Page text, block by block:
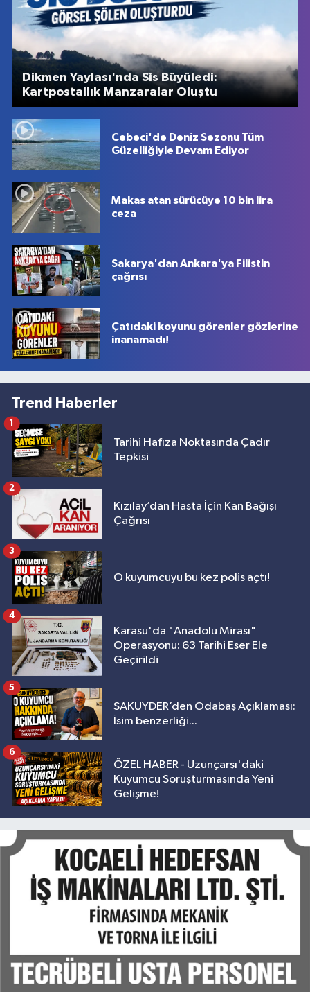
Dikmen Yaylası'nda Sis Büyüledi:
Kartpostallık Manzaralar Oluştu
Cebeci'de Deniz Sezonu Tüm
Güzelliğiyle Devam Ediyor
Makas atan sürücüye 10 bin lira
ceza
Sakarya'dan Ankara'ya Filistin
çağrısı
Çatıdaki koyunu görenler gözlerine
inanamadı!
Trend Haberler
Tarihi Hafıza Noktasında Çadır
Tepkisi
1
Kızılay’dan Hasta İçin Kan Bağışı
Çağrısı
2
O kuyumcuyu bu kez polis açtı!
3
Karasu'da "Anadolu Mirası"
Operasyonu: 63 Tarihi Eser Ele
Geçirildi
4
SAKUYDER’den Odabaş Açıklaması:
İsim benzerliği...
5
ÖZEL HABER - Uzunçarşı'daki
Kuyumcu Soruşturmasında Yeni
Gelişme!
6